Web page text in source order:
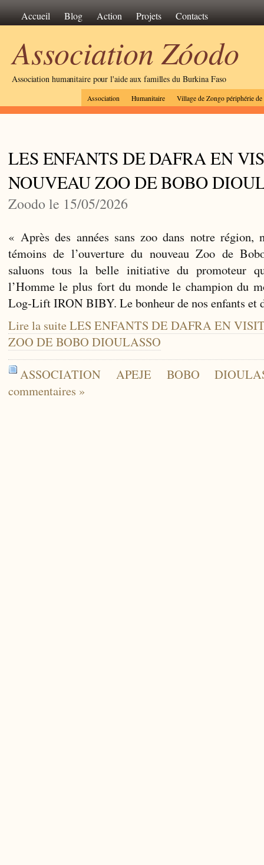
Accueil Blog Action Projets Contacts
Association Zóodo
Association humanitaire pour l'aide aux familles du Burkina Faso
Association Humanitaire Village de Zongo périphérie de
LES ENFANTS DE DAFRA EN
NOUVEAU ZOO DE BOBO
Zoodo le 15/05/2026
« Après des années sans zoo dans notre région,
témoins de l’ouverture du nouveau Zoo de
saluons tous la belle initiative du promoteur
l’Homme le plus fort du monde le champion du
Log-Lift IRON BIBY. Le bonheur de nos enfants
Lire la suite LES ENFANTS DE DAFRA EN
ZOO DE BOBO DIOULASSO
ASSOCIATION APEJE BOBO
commentaires »